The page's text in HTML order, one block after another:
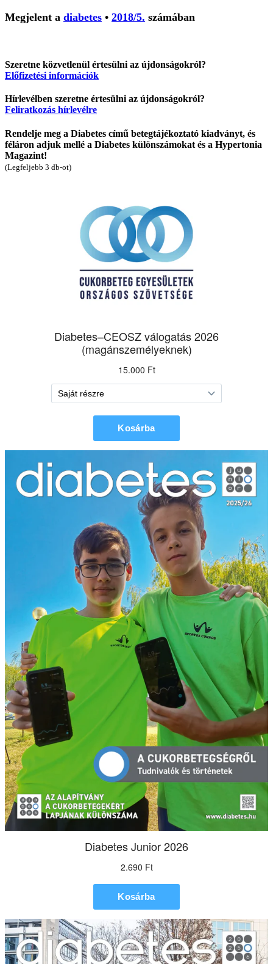
Megjelent a diabetes • 2018/5. számában
Szeretne közvetlenül értesülni az újdonságokról?
Előfizetési információk
Hírlevélben szeretne értesülni az újdonságokról?
Feliratkozás hírlevélre
Rendelje meg a Diabetes című betegtájékoztató kiadványt, és
féláron adjuk mellé a Diabetes különszámokat és a Hypertonia
Magazint!
(Legfeljebb 3 db-ot)